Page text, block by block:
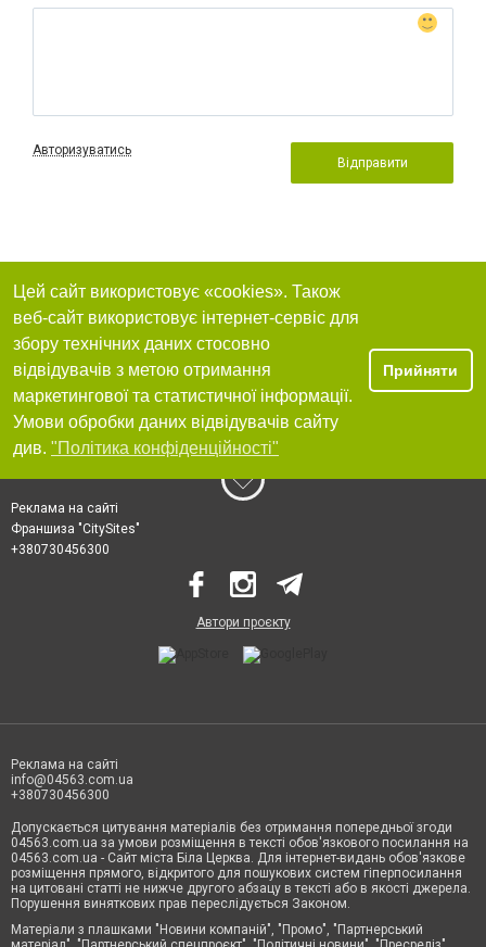
Авторизуватись
Відправити
Цей сайт використовує «cookies». Також
веб-сайт використовує інтернет-сервіс для
збору технічних даних стосовно
відвідувачів з метою отримання
маркетингової та статистичної інформації.
Умови обробки даних відвідувачів сайту
див. "Політика конфіденційності"
Прийняти
Реклама на сайті
Франшиза "CitySites"
+380730456300
Автори проєкту
Реклама на сайті
info@04563.com.ua
+380730456300
Допускається цитування матеріалів без отримання попередньої згоди
04563.com.ua за умови розміщення в тексті обов'язкового посилання на
04563.com.ua - Сайт міста Біла Церква. Для інтернет-видань обов'язкове
розміщення прямого, відкритого для пошукових систем гіперпосилання
на цитовані статті не нижче другого абзацу в тексті або в якості джерела.
Порушення виняткових прав переслідується Законом.
Матеріали з плашками "Новини компаній", "Промо", "Партнерський